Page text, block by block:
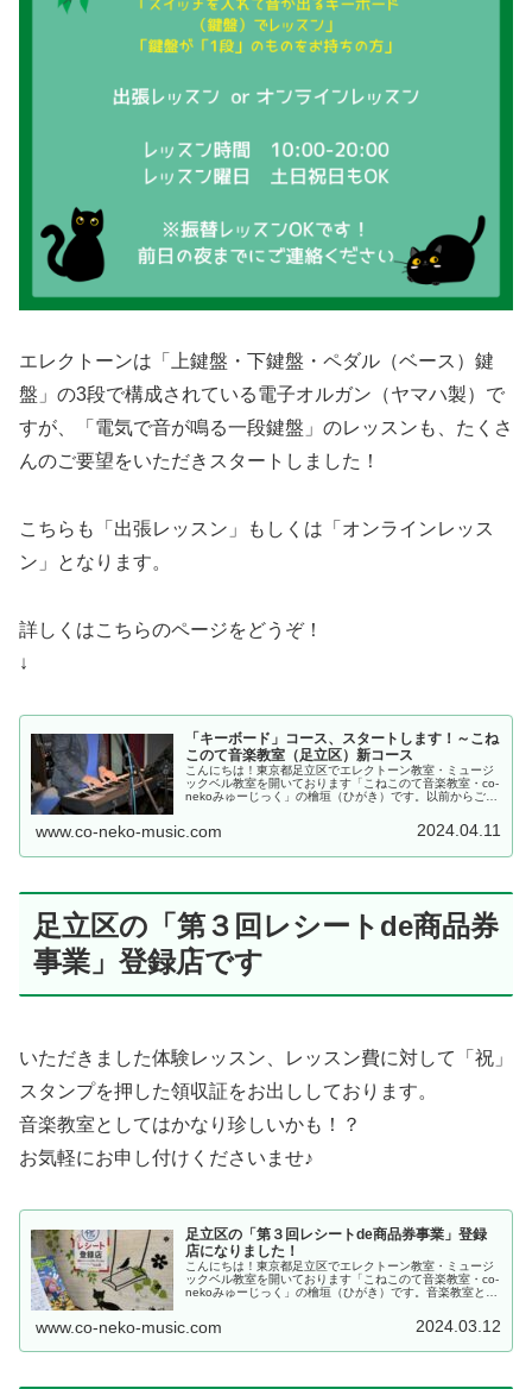
エレクトーンは「上鍵盤・下鍵盤・ペダル（ベース）鍵
盤」の3段で構成されている電子オルガン（ヤマハ製）で
すが、「電気で音が鳴る一段鍵盤」のレッスンも、たくさ
んのご要望をいただきスタートしました！
こちらも「出張レッスン」もしくは「オンラインレッス
ン」となります。
詳しくはこちらのページをどうぞ！
↓
「キーボード」コース、スタートします！～こね
このて音楽教室（足立区）新コース
こんにちは！東京都足立区でエレクトーン教室・ミュージ
ックベル教室を開いております「こねこのて音楽教室・co-
nekoみゅーじっく」の檜垣（ひがき）です。以前からご希
www.co-neko-music.com 2024.04.11
足立区の「第３回レシートde商品券
事業」登録店です
いただきました体験レッスン、レッスン費に対して「祝」
スタンプを押した領収証をお出ししております。
音楽教室としてはかなり珍しいかも！？
お気軽にお申し付けくださいませ♪
足立区の「第３回レシートde商品券事業」登録
店になりました！
こんにちは！東京都足立区でエレクトーン教室・ミュージ
ックベル教室を開いております「こねこのて音楽教室・co-
nekoみゅーじっく」の檜垣（ひがき）です。音楽教室とし
www.co-neko-music.com 2024.03.12